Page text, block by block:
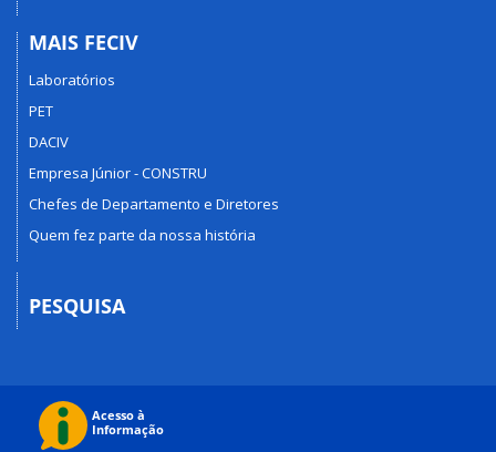
MAIS FECIV
Laboratórios
PET
DACIV
Empresa Júnior - CONSTRU
Chefes de Departamento e Diretores
Quem fez parte da nossa história
PESQUISA